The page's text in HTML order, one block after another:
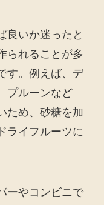
良いか迷ったと
られることが多
す。例えば、デ
プルーンなど
ため、砂糖を加
ライフルーツに
ーやコンビニで